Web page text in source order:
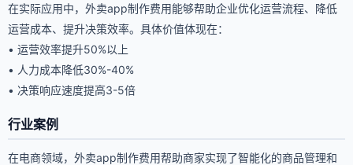
在实际应用中，外卖app制作费用能够帮助企业优化运营流程、降低
运营成本、提升决策效率。具体价值体现在：
• 运营效率提升50%以上
• 人力成本降低30%-40%
• 决策响应速度提高3-5倍
行业案例
在电商领域，外卖app制作费用帮助商家实现了智能化的商品管理和